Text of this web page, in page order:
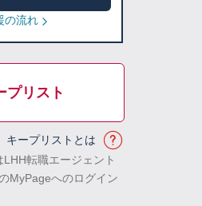
の流れ
プリスト
キープリストとは
転職エージェント
MyPageへのログイン